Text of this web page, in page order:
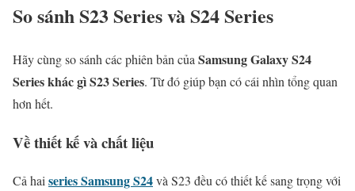
So sánh S23 Series và S24 Series
Hãy cùng so sánh các phiên bản của Samsung Galaxy S24
Series khác gì S23 Series. Từ đó giúp bạn có cái nhìn tổng quan
hơn hết.
Về thiết kế và chất liệu
Cả haiseries Samsung S24và S23 đều có thiết kế sang trọng với